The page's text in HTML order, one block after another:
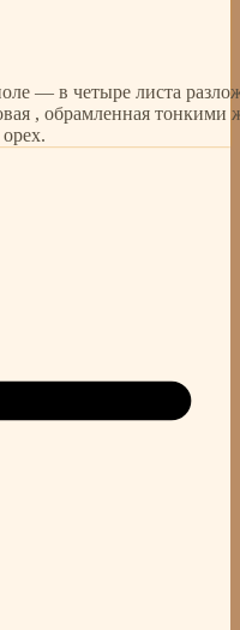
— в четыре листа
, обрамленная тонкими